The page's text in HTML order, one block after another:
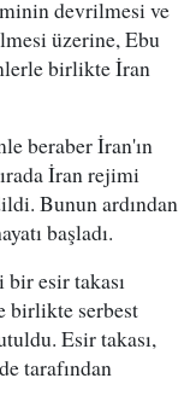
devrilmesi ve
üzerine, Ebu
birlikte İran
beraber İran'ın
İran rejimi
Bunun ardından
başladı.
bir esir takası
birlikte serbest
Esir takası,
tarafından